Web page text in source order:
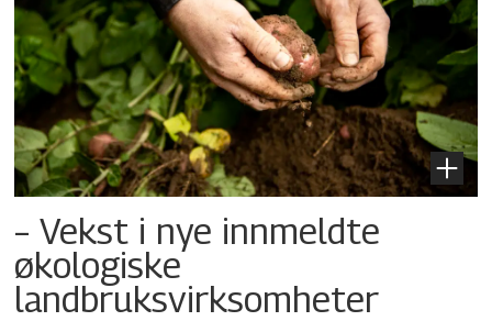
– Vekst i nye innmeldte
økologiske
landbruksvirksomheter